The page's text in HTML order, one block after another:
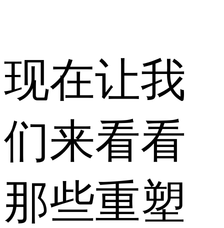
现在让我
们来看看
那些重塑